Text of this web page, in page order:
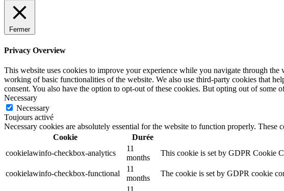
Fermer
Privacy Overview
This website uses cookies to improve your experience while you navigate through the
working of basic functionalities of the website. We also use third-party cookies that
consent. You also have the option to opt-out of these cookies. But opting out of some
Necessary
Necessary
Toujours activé
Necessary cookies are absolutely essential for the website to function properly.
Cookie
Durée
cookielawinfo-checkbox-analytics
11
months
This cookie is set by GDPR Cookie
cookielawinfo-checkbox-functional
11
months
The cookie is set by GDPR cookie
11